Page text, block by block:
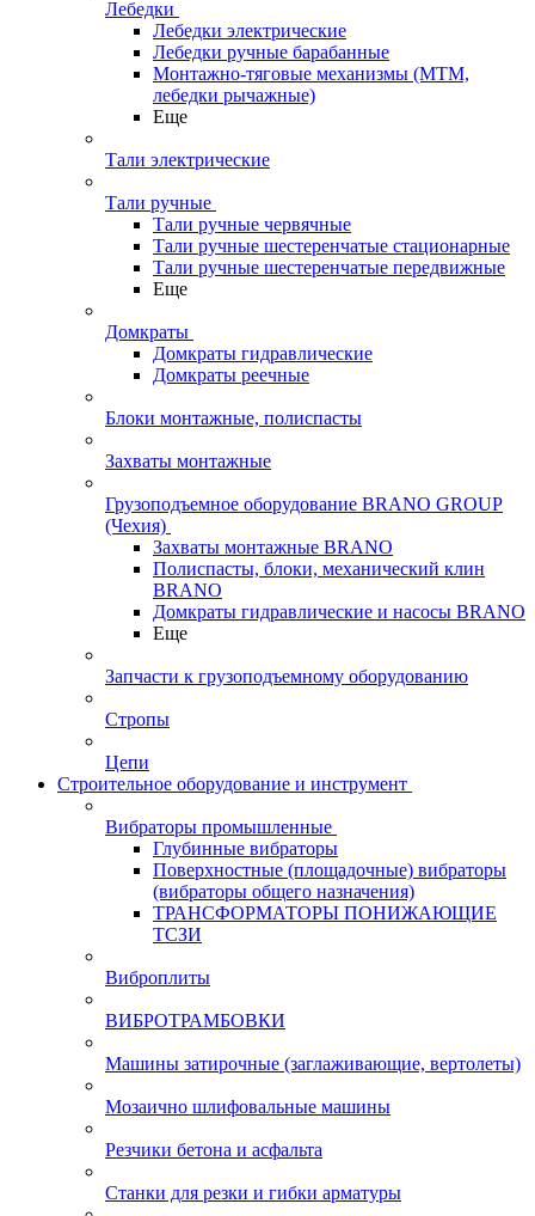
Лебедки
Лебедки электрические
Лебедки ручные барабанные
Монтажно-тяговые механизмы (МТМ,
лебедки рычажные)
Еще
Тали электрические
Тали ручные
Тали ручные червячные
Тали ручные шестеренчатые стационарные
Тали ручные шестеренчатые передвижные
Еще
Домкраты
Домкраты гидравлические
Домкраты реечные
Блоки монтажные, полиспасты
Захваты монтажные
Грузоподъемное оборудование BRANO GROUP
(Чехия)
Захваты монтажные BRANO
Полиспасты, блоки, механический клин
BRANO
Домкраты гидравлические и насосы BRANO
Еще
Запчасти к грузоподъемному оборудованию
Стропы
Цепи
Строительное оборудование и инструмент
Вибраторы промышленные
Глубинные вибраторы
Поверхностные (площадочные) вибраторы
(вибраторы общего назначения)
ТРАНСФОРМАТОРЫ ПОНИЖАЮЩИЕ
ТСЗИ
Виброплиты
ВИБРОТРАМБОВКИ
Машины затирочные (заглаживающие, вертолеты)
Мозаично шлифовальные машины
Резчики бетона и асфальта
Станки для резки и гибки арматуры